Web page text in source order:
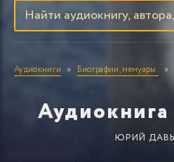
Аудиокниги Биографии, мемуары
ЮРИЙ